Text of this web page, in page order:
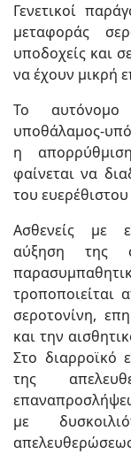
Γενετικοί
μεταφοράς
υποδοχείς και
να έχουν μικρή
Το
υποθάλαμος-
η
φαίνεται να
του
Ασθενείς με
αύξηση της
τροποποιείται
σεροτονίνη,
και την
Στο διαρροϊκό
της
με